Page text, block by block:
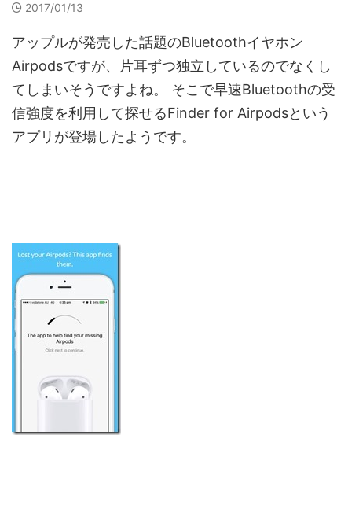
2017/01/13
アップルが発売した話題のBluetoothイヤホン
Airpodsですが、片耳ずつ独立しているのでなくし
てしまいそうですよね。 そこで早速Bluetoothの受
信強度を利用して探せるFinder for Airpodsという
アプリが登場したようです。